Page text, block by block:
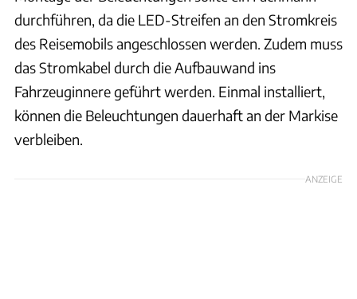
durchführen, da die LED-Streifen an den Stromkreis
des Reisemobils angeschlossen werden. Zudem muss
das Stromkabel durch die Aufbauwand ins
Fahrzeuginnere geführt werden. Einmal installiert,
können die Beleuchtungen dauerhaft an der Markise
verbleiben.
ANZEIGE